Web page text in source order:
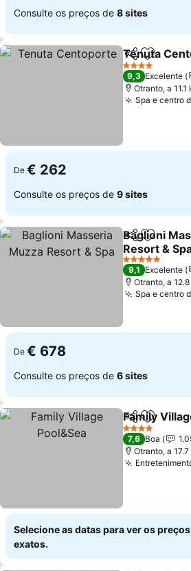
Consulte os preços de 8 sites
Partilhar
Tenuta
4 Estrelas
9,3 Excelente
Otranto, a
Spa e centro
De € 262
Consulte os preços de 9 sites
Partilhar
Baglioni
Resort &
Ver preços
5 Estrelas
9,1 Excelente
Otranto, a
Spa e centro
De € 678
Consulte os preços de 6 sites
Partilhar
Family
4 Estrelas
7,6 Boa
Otranto, a
Selecione as datas para ver os preços
exatos.